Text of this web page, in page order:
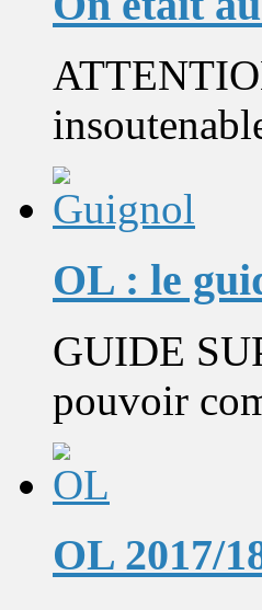
OL : le
GUIDE
pouvoir
OL 2017/